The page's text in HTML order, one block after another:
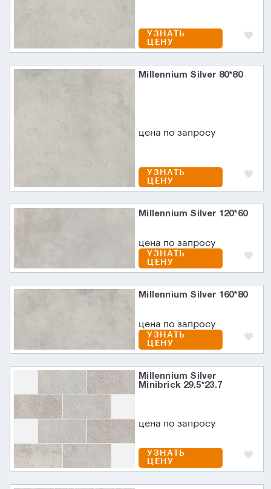
УЗНАТЬ
ЦЕНУ
Millennium Silver 80*80
цена по запросу
УЗНАТЬ
ЦЕНУ
Millennium Silver 120*60
цена по запросу
УЗНАТЬ
ЦЕНУ
Millennium Silver 160*80
цена по запросу
УЗНАТЬ
ЦЕНУ
Millennium Silver
Minibrick 29.5*23.7
цена по запросу
УЗНАТЬ
ЦЕНУ